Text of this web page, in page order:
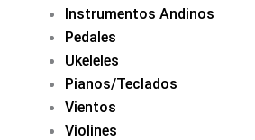
Instrumentos Andinos
Pedales
Ukeleles
Pianos/Teclados
Vientos
Violines